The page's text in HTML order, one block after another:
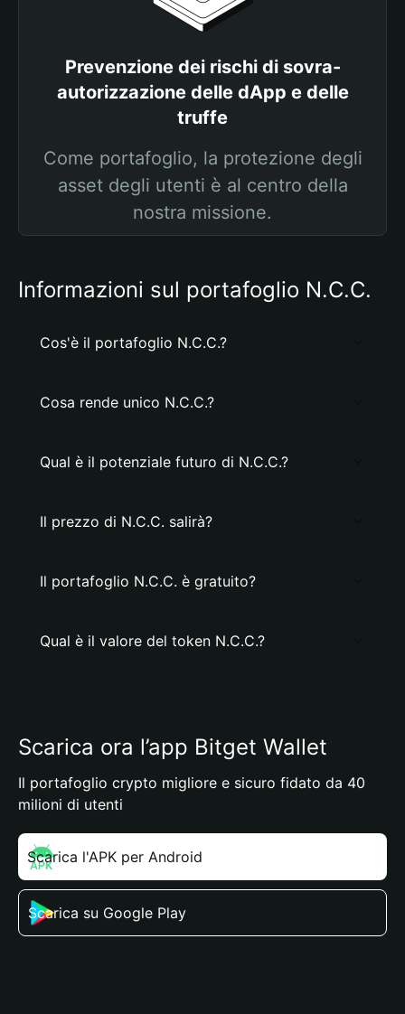
Prevenzione dei rischi di sovra-
autorizzazione delle dApp e delle
truffe
Come portafoglio, la protezione degli
asset degli utenti è al centro della
nostra missione.
Informazioni sul portafoglio N.C.C.
Cos'è il portafoglio N.C.C.?
Cosa rende unico N.C.C.?
Qual è il potenziale futuro di N.C.C.?
Il prezzo di N.C.C. salirà?
Il portafoglio N.C.C. è gratuito?
Qual è il valore del token N.C.C.?
Scarica ora l’app Bitget Wallet
Il portafoglio crypto migliore e sicuro fidato da 40
milioni di utenti
Scarica l'APK per Android
Scarica su Google Play